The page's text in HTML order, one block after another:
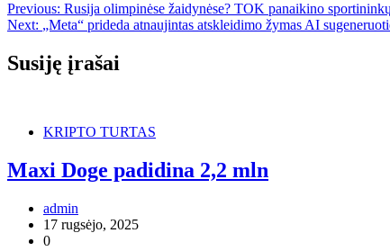
Previous: Rusija olimpinėse žaidynėse? TOK panaikino
Next: „Meta“ prideda atnaujintas atskleidimo žymas AI
Susiję įrašai
KRIPTO TURTAS
Maxi Doge padidina 2,2 mln
admin
17 rugsėjo, 2025
0